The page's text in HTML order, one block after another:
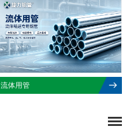
流体用管